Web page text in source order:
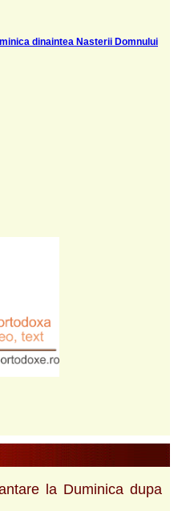
dinaintea Nasterii Domnului
la Duminica dupa